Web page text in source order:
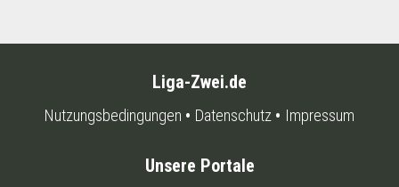
Liga-Zwei.de
Nutzungsbedingungen Datenschutz Impressum
Unsere Portale